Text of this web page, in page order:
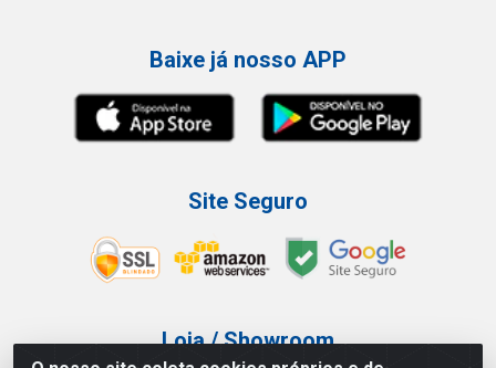
Baixe já nosso APP
Site Seguro
Loja / Showroom